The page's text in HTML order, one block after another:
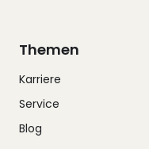
Themen
Karriere
Service
Blog